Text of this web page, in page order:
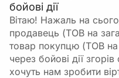
бойові дії
Вітаю! Нажаль на
продавець (ТОВ на
товар покупцю (ТОВ на
через бойові дії
хочуть нам зробити